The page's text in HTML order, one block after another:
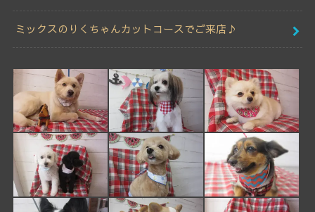
ミックスのりくちゃんカットコースでご来店♪